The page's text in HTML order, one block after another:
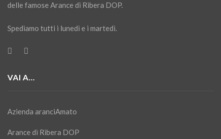
delle famose Arance di Ribera DOP.
Spediamo tutti i lunedì e i martedì.
VAI A…
Azienda aranciAmato
Arance di Ribera DOP